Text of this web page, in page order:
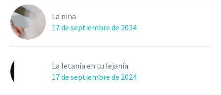
La niña
17 de septiembre de 2024
La letanía en tu lejanía
17 de septiembre de 2024